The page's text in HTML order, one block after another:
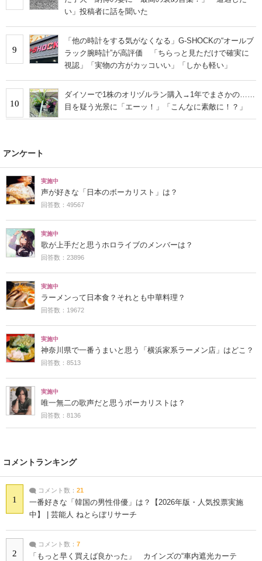
い」投稿者に話を聞いた
9
「他の時計をする気がなくなる」G-SHOCKの“オールブ
ラック腕時計”が高評価 「ちらっと見ただけで確実に
視認」「実物の方がカッコいい」「しかも軽い」
10
ダイソーで1株のオリヅルラン購入→1年でまさかの……
目を疑う光景に「エーッ！」「こんなに素敵に！？」
アンケート
実施中
声が好きな「日本のボーカリスト」は？
回答数：49567
実施中
歌が上手だと思うホロライブのメンバーは？
回答数：23896
実施中
ラーメンって日本食？それとも中華料理？
回答数：19672
実施中
神奈川県で一番うまいと思う「横浜家系ラーメン店」はどこ？
回答数：8513
実施中
唯一無二の歌声だと思うボーカリストは？
回答数：8136
コメントランキング
1
コメント数： 21
一番好きな「韓国の男性俳優」は？【2026年版・人気投票実施
中】 | 芸能人 ねとらぼリサーチ
2
コメント数： 7
「もっと早く買えば良かった」 カインズの“車内遮光カーテ